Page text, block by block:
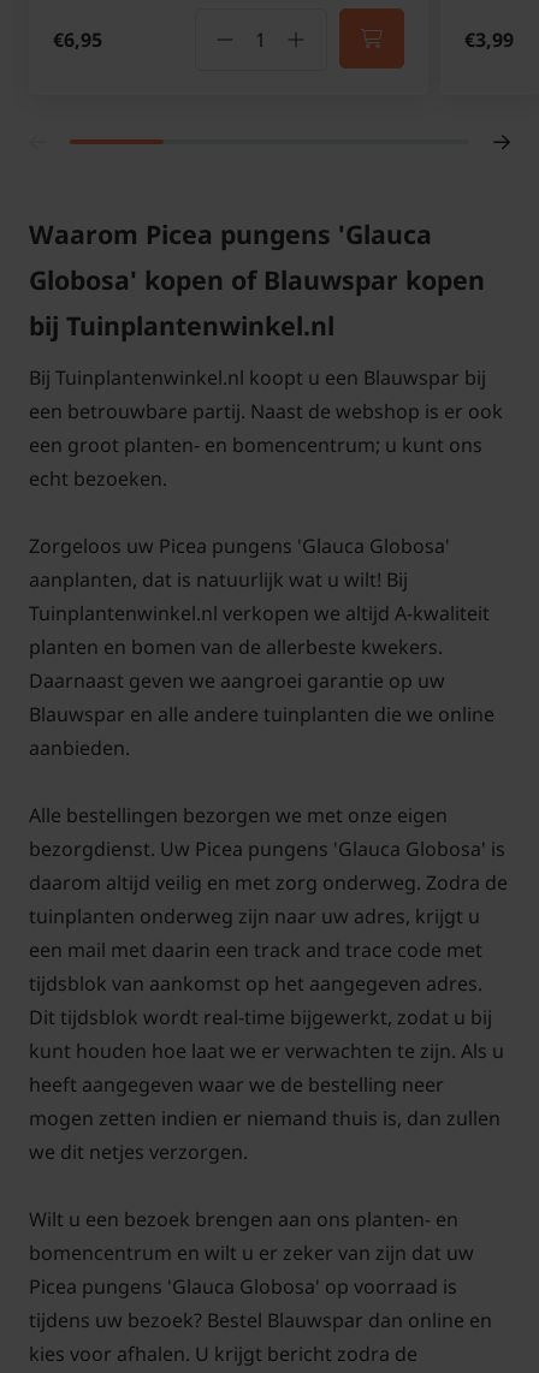
De Picea pungens 'Glauca Globosa' is zowel
blauwgrijze naalden is zeker een aanwinst voor de
conifeer geplaats worden.
Moet de Piccea pungens 'Glauca
Globosa' gesnoeid worden?
bolvormige groeiwijze groeit heel traag. De
bladeren zijn in de vorm van naalden en zijn
blauwgroen van kleur en blijven behouden in de
winter en de plant is goed winterhard net als veel
Is de Picea pungens 'Glauca
Globosa'groen blijvend?
Net als de meeste coniferen en dennen blijven de
bladeren, naalden in dit geval behouden. De kleur is
blauwgroen. Bloemen zijn niet van toepassing bij
deze planten.
€6,95 €3,99
Waarom Picea pungens 'Glauca
Globosa' kopen of Blauwspar kopen
bij Tuinplantenwinkel.nl
Bij Tuinplantenwinkel.nl koopt u een Blauwspar bij
een betrouwbare partij. Naast de webshop is er ook
een groot planten- en bomencentrum; u kunt ons
echt bezoeken.
Zorgeloos uw Picea pungens 'Glauca Globosa'
aanplanten, dat is natuurlijk wat u wilt! Bij
Tuinplantenwinkel.nl verkopen we altijd A-kwaliteit
planten en bomen van de allerbeste kwekers.
Daarnaast geven we aangroei garantie op uw
Blauwspar en alle andere tuinplanten die we online
aanbieden.
Alle bestellingen bezorgen we met onze eigen
bezorgdienst. Uw Picea pungens 'Glauca Globosa' is
daarom altijd veilig en met zorg onderweg. Zodra de
tuinplanten onderweg zijn naar uw adres, krijgt u
een mail met daarin een track and trace code met
tijdsblok van aankomst op het aangegeven adres.
Dit tijdsblok wordt real-time bijgewerkt, zodat u bij
kunt houden hoe laat we er verwachten te zijn. Als u
heeft aangegeven waar we de bestelling neer
mogen zetten indien er niemand thuis is, dan zullen
we dit netjes verzorgen.
Wilt u een bezoek brengen aan ons planten- en
bomencentrum en wilt u er zeker van zijn dat uw
Picea pungens 'Glauca Globosa' op voorraad is
tijdens uw bezoek? Bestel Blauwspar dan online en
kies voor afhalen. U krijgt bericht zodra de